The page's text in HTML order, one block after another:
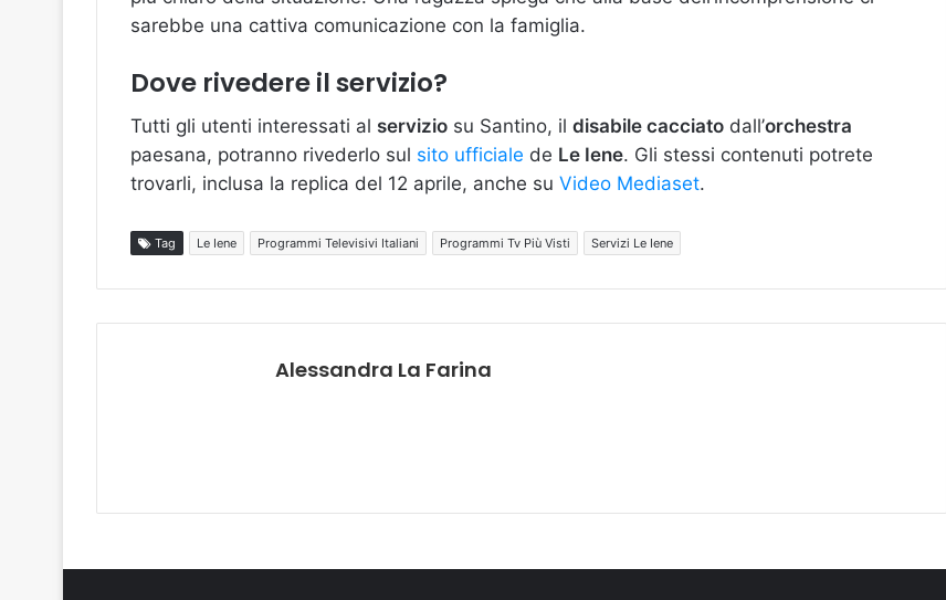
sarebbe una cattiva comunicazione con la famiglia.
Dove rivedere il servizio?
Tutti gli utenti interessati al servizio su Santino, il disabile cacciato dall’orchestra
paesana, potranno rivederlo sul sito ufficiale de Le Iene. Gli stessi contenuti potrete
trovarli, inclusa la replica del 12 aprile, anche su Video Mediaset.
Tag Le Iene Programmi Televisivi Italiani Programmi Tv Più Visti Servizi Le Iene
Alessandra La Farina